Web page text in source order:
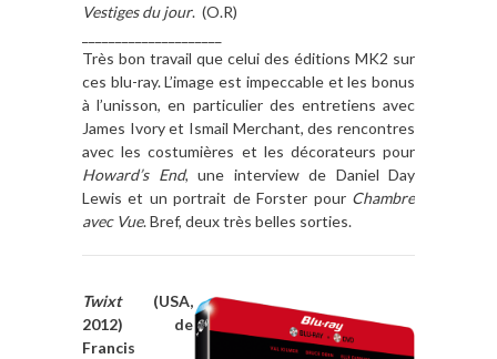
Vestiges du jour. (O.R)
Très bon travail que celui des éditions MK2 sur
ces blu-ray. L’image est impeccable et les bonus
à l’unisson, en particulier des entretiens avec
James Ivory et Ismail Merchant, des rencontres
avec les costumières et les décorateurs pour
Howard’s End, une interview de Daniel Day
Lewis et un portrait de Forster pour Chambre
avec Vue. Bref, deux très belles sorties.
Twixt(USA,
2012) de
Francis